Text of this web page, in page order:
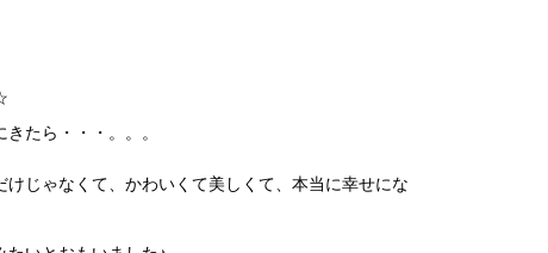
たら・・・。。。
じゃなくて、かわいくて美しくて、本当に幸せにな